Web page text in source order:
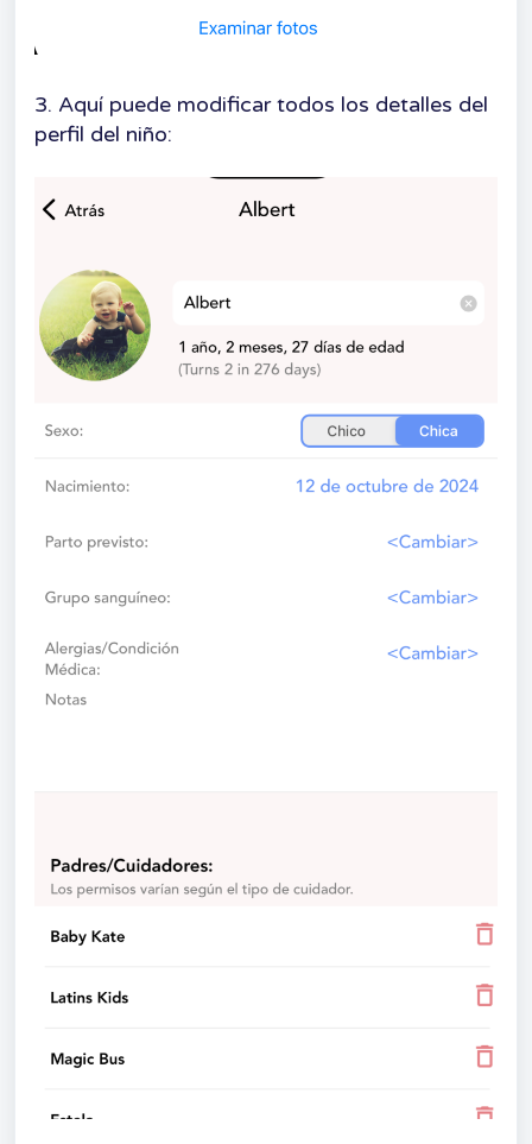
3. Aquí puede modificar todos los detalles del
perfil del niño: